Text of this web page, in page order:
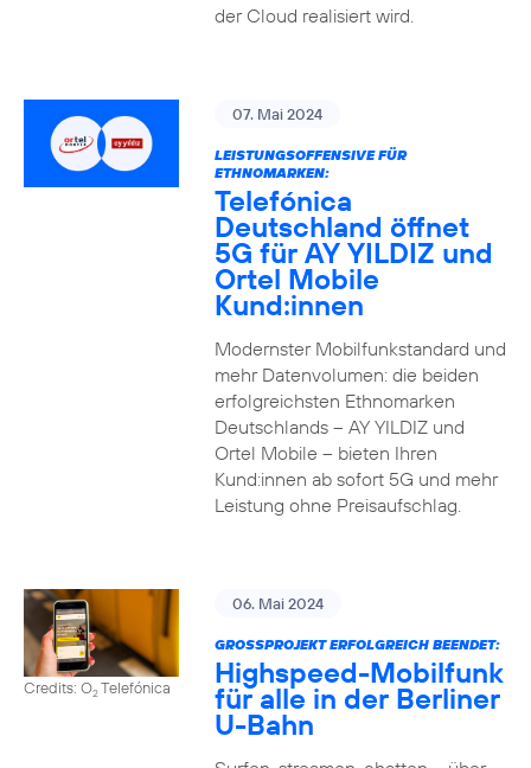
der Cloud realisiert wird.
07. Mai 2024
LEISTUNGSOFFENSIVE FÜR
ETHNOMARKEN:
Telefónica
Deutschland öffnet
5G für AY YILDIZ und
Ortel Mobile
Kund:innen
Modernster Mobilfunkstandard und
mehr Datenvolumen: die beiden
erfolgreichsten Ethnomarken
Deutschlands – AY YILDIZ und
Ortel Mobile – bieten Ihren
Kund:innen ab sofort 5G und mehr
Leistung ohne Preisaufschlag.
Credits: O2Telefónica
06. Mai 2024
GROSSPROJEKT ERFOLGREICH BEENDET:
Highspeed-Mobilfunk
für alle in der Berliner
U-Bahn